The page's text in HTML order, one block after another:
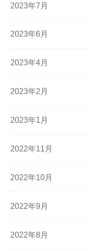
2023年7月
2023年6月
2023年4月
2023年2月
2023年1月
2022年11月
2022年10月
2022年9月
2022年8月